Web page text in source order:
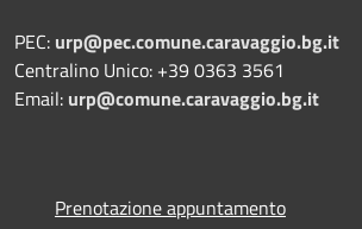
PEC: urp@pec.comune.caravaggio.bg.it
Centralino Unico: +39 0363 3561
Email: urp@comune.caravaggio.bg.it
Prenotazione appuntamento